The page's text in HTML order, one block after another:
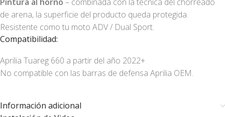
Pintura al horno – combinada con la técnica del chorreado
de arena, la superficie del producto queda protegida.
Resistente como tu moto ADV / Dual Sport.
Compatibilidad:
Aprilia Tuareg 660 a partir del año 2022+
No compatible con las barras de defensa Aprilia OEM.
Información adicional